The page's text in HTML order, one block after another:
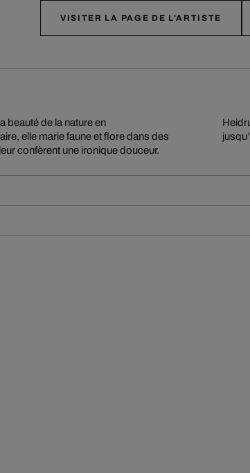
VISITER LA PAGE DE L'ARTISTE
beauté de la nature en
elle marie faune et flore dans des
confèrent une ironique douceur.
chacun des motifs